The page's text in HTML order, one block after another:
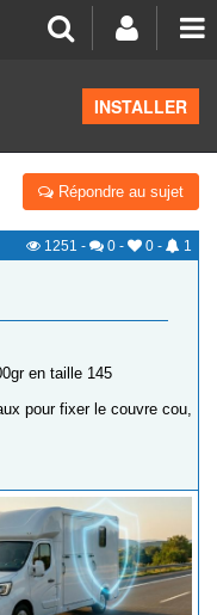
INSTALLER
Répondre au sujet
1251 - 0 - 0 -
1
en taille 145
pour fixer le couvre cou,